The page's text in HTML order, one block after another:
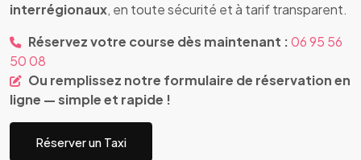
interrégionaux, en toute sécurité et à tarif transparent.
Réservez votre course dès maintenant :06 95 56
50 08
Ou remplissez notre formulaire de réservation en
ligne — simple et rapide !
Réserver un Taxi